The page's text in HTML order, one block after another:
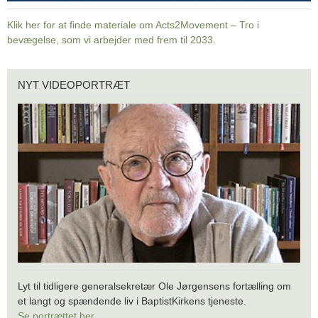
Klik her for at finde materiale om Acts2Movement – Tro i
bevægelse, som vi arbejder med frem til 2033.
videoportræt
NYT VIDEOPORTRÆT
Lyt til tidligere generalsekretær Ole Jørgensens fortælling om
et langt og spændende liv i BaptistKirkens tjeneste.